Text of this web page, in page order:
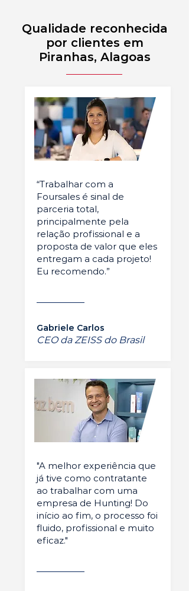
Qualidade reconhecida
por clientes em
Piranhas, Alagoas
“Trabalhar com a
Foursales é sinal de
parceria total,
principalmente pela
relação profissional e a
proposta de valor que eles
entregam a cada projeto!
Eu recomendo.”
Gabriele Carlos
CEO da ZEISS do Brasil
"A melhor experiência que
já tive como contratante
ao trabalhar com uma
empresa de Hunting! Do
início ao fim, o processo foi
fluido, profissional e muito
eficaz."